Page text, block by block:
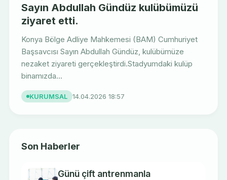
Sayın Abdullah Gündüz kulübümüzü
ziyaret etti.
Konya Bölge Adliye Mahkemesi (BAM) Cumhuriyet
Başsavcısı Sayın Abdullah Gündüz, kulübümüze
nezaket ziyareti gerçekleştirdi.Stadyumdaki kulüp
binamızda...
KURUMSAL 14.04.2026 18:57
Son Haberler
Günü çift antrenmanla